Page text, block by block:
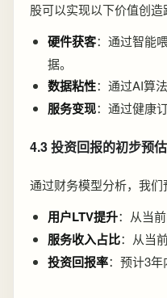
股可以实现以下价值创造
硬件获客：通过智能
据。
数据粘性：通过AI算
服务变现：通过健康
4.3 投资回报的初步预估
通过财务模型分析，我们
用户LTV提升：从当
服务收入占比：从当
投资回报率：预计3年